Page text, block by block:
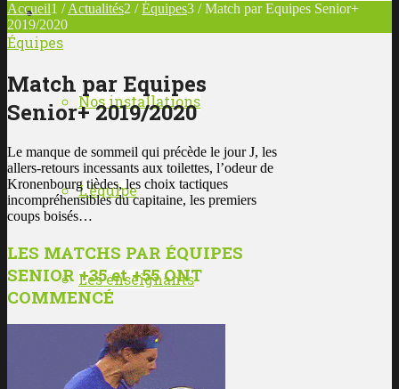
LE CLUB
Nos installations
L’équipe
Les enseignants
L’histoire du club
Accueil1 / Actualités2 / Équipes3 / Match par Equipes Senior+
2019/2020
Équipes
Match par Equipes
Senior+ 2019/2020
Le manque de sommeil qui précède le jour J, les
allers-retours incessants aux toilettes, l’odeur de
Kronenbourg tièdes, les choix tactiques
incompréhensibles du capitaine, les premiers
coups boisés…
LES MATCHS PAR ÉQUIPES
SENIOR +35 et +55 ONT
COMMENCÉ